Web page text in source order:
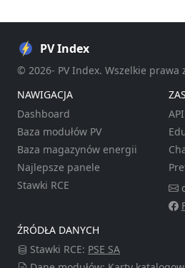
PV Index
© 2026- PV Index. Wszelkie prawa
NAWIGACJA
Dashboard
Baza modułów PV
Baza magazynów energii
Najlepsze panele
Stawki RCE
API
ŹRÓDŁA DANYCH
Stawki RCE: PSE SA